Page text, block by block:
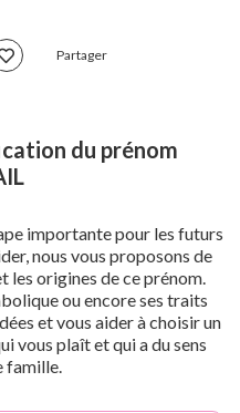
Partager
du prénom
importante pour les futurs
nous vous proposons de
les origines de ce prénom.
ou encore ses traits
et vous aider à choisir un
vous plaît et qui a du sens
famille.